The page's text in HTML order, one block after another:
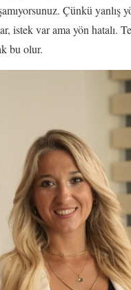
Çünkü yanlış
istek var ama yön hatalı.
bu olur.